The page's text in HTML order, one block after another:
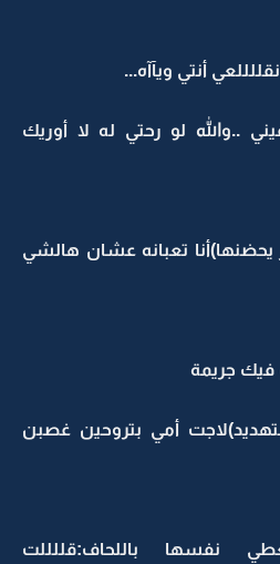
أنتي ويآآه...
..والله لو رحتي له لا أوريك
يحضنها)أنا تعبانه عشان هالشي
جريمة
أمي بتروحين غصبن
نفسها باللحاف:قللللت